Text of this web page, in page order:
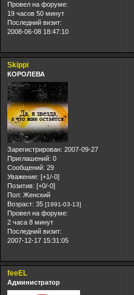
Провел на форуме:
19 часов 50 минут
Последний визит:
2008-06-08 18:47:10
Skippi
КОРОЛЕВА
Зарегистрирован: 2007-09-27
Приглашений: 0
Сообщений: 29
Уважение: [+1/-0]
Позитив: [+0/-0]
Пол: Женский
Возраст: 35 [1991-03-13]
Провел на форуме:
2 часа 8 минут
Последний визит:
2007-12-17 15:31:05
feeEL
Администратор